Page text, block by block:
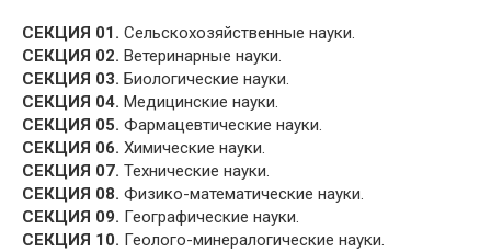
СЕКЦИЯ 01. Сельскохозяйственные науки.
СЕКЦИЯ 02. Ветеринарные науки.
СЕКЦИЯ 03. Биологические науки.
СЕКЦИЯ 04. Медицинские науки.
СЕКЦИЯ 05. Фармацевтические науки.
СЕКЦИЯ 06. Химические науки.
СЕКЦИЯ 07. Технические науки.
СЕКЦИЯ 08. Физико-математические науки.
СЕКЦИЯ 09. Географические науки.
СЕКЦИЯ 10. Геолого-минералогические науки.